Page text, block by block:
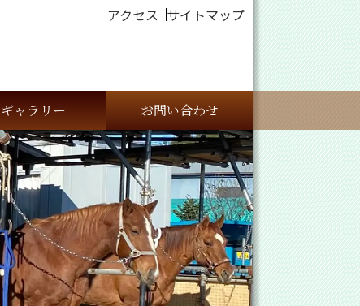
アクセス サイトマップ
ギャラリー お問い合わせ